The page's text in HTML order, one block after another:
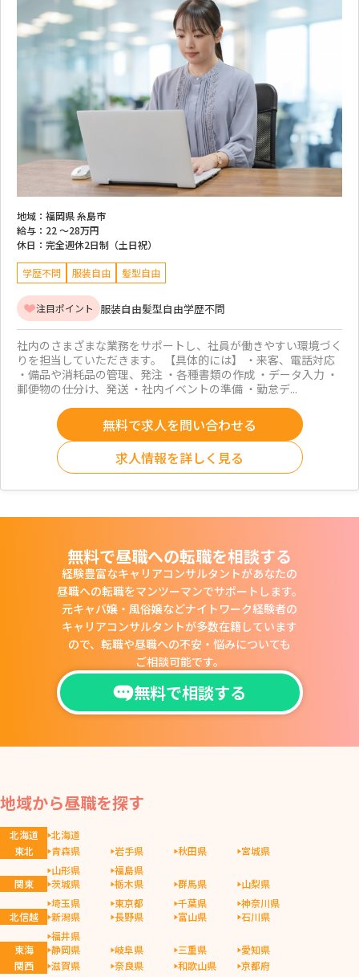
地域： 福岡県 糸島市
給与： 22 ～28万円
休日： 完全週休2日制（土日祝）
学歴不問 服装自由 髪型自由
注目ポイント 服装自由髪型自由学歴不問
社内のさまざまな業務をサポートし、社員が働きやすい環境づく
りを担当していただきます。 【具体的には】 ・来客、電話対応
・備品や消耗品の管理、発注 ・各種書類の作成 ・データ入力 ・
郵便物の仕分け、発送 ・社内イベントの準備 ・勤怠デ...
無料で求人を問い合わせる
求人情報を詳しく見る
無料で昼職への転職を相談する
経験豊富なキャリアコンサルタントがあなたの
昼職への転職をマンツーマンでサポートします。
元キャバ嬢・風俗嬢などナイトワーク経験者の
キャリアコンサルタントが多数在籍しています
ので、 転職や昼職への不安・悩みについても
ご相談可能です。
無料で相談する
地域から昼職を探す
北海道
北海道
東北
青森県 岩手県 秋田県
宮城県
山形県
福島県
関東
茨城県 栃木県 群馬県
山梨県
埼玉県
東京都 千葉県
神奈川県
北信越
新潟県 長野県 富山県
石川県
福井県
東海
静岡県 岐阜県 三重県
愛知県
関西
滋賀県 奈良県 和歌山県
京都府